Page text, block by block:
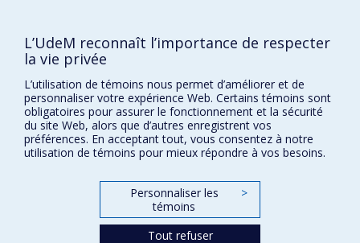
Prix et distinctions
L’UdeM reconnaît l’importance de respecter
la vie privée
L’utilisation de témoins nous permet d’améliorer et de
personnaliser votre expérience Web. Certains témoins sont
obligatoires pour assurer le fonctionnement et la sécurité
du site Web, alors que d’autres enregistrent vos
préférences. En acceptant tout, vous consentez à notre
utilisation de témoins pour mieux répondre à vos besoins.
Personnaliser les
témoins
>
Tout refuser